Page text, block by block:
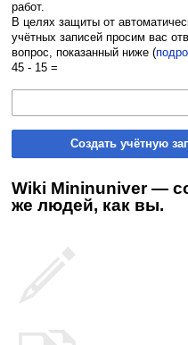
работ.
В целях защиты от
учётных записей просим вас
вопрос, показанный ниже (
45 - 15 =
Создать учётную
Wiki Mininuniver —
же людей, как вы.